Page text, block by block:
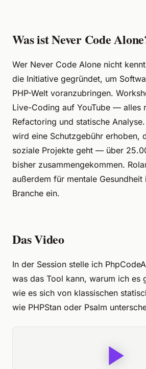
Was ist Never Code
Wer Never Code Alone nicht
die Initiative gegründet, um
PHP-Welt voranzubringen.
Live-Coding auf YouTube — alles
Refactoring und statische
wird eine Schutzgebühr erhoben,
soziale Projekte geht — über
bisher zusammengekommen.
außerdem für mentale Gesundheit
Branche ein.
Das Video
In der Session stelle ich
was das Tool kann, warum ich es
wie es sich von klassischen
wie PHPStan oder Psalm